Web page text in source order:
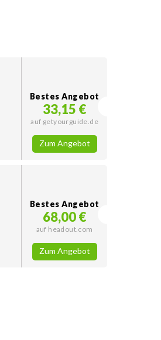
Bestes Angebot
33,15 €
auf getyourguide.de
Zum Angebot
Bestes Angebot
68,00 €
auf headout.com
Zum Angebot